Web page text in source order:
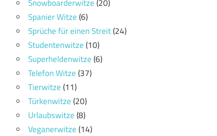
Snowboarderwitze(20)
Spanier Witze(6)
Sprüche für einen Streit(24)
Studentenwitze(10)
Superheldenwitze(6)
Telefon Witze(37)
Tierwitze(11)
Türkenwitze(20)
Urlaubswitze(8)
Veganerwitze(14)